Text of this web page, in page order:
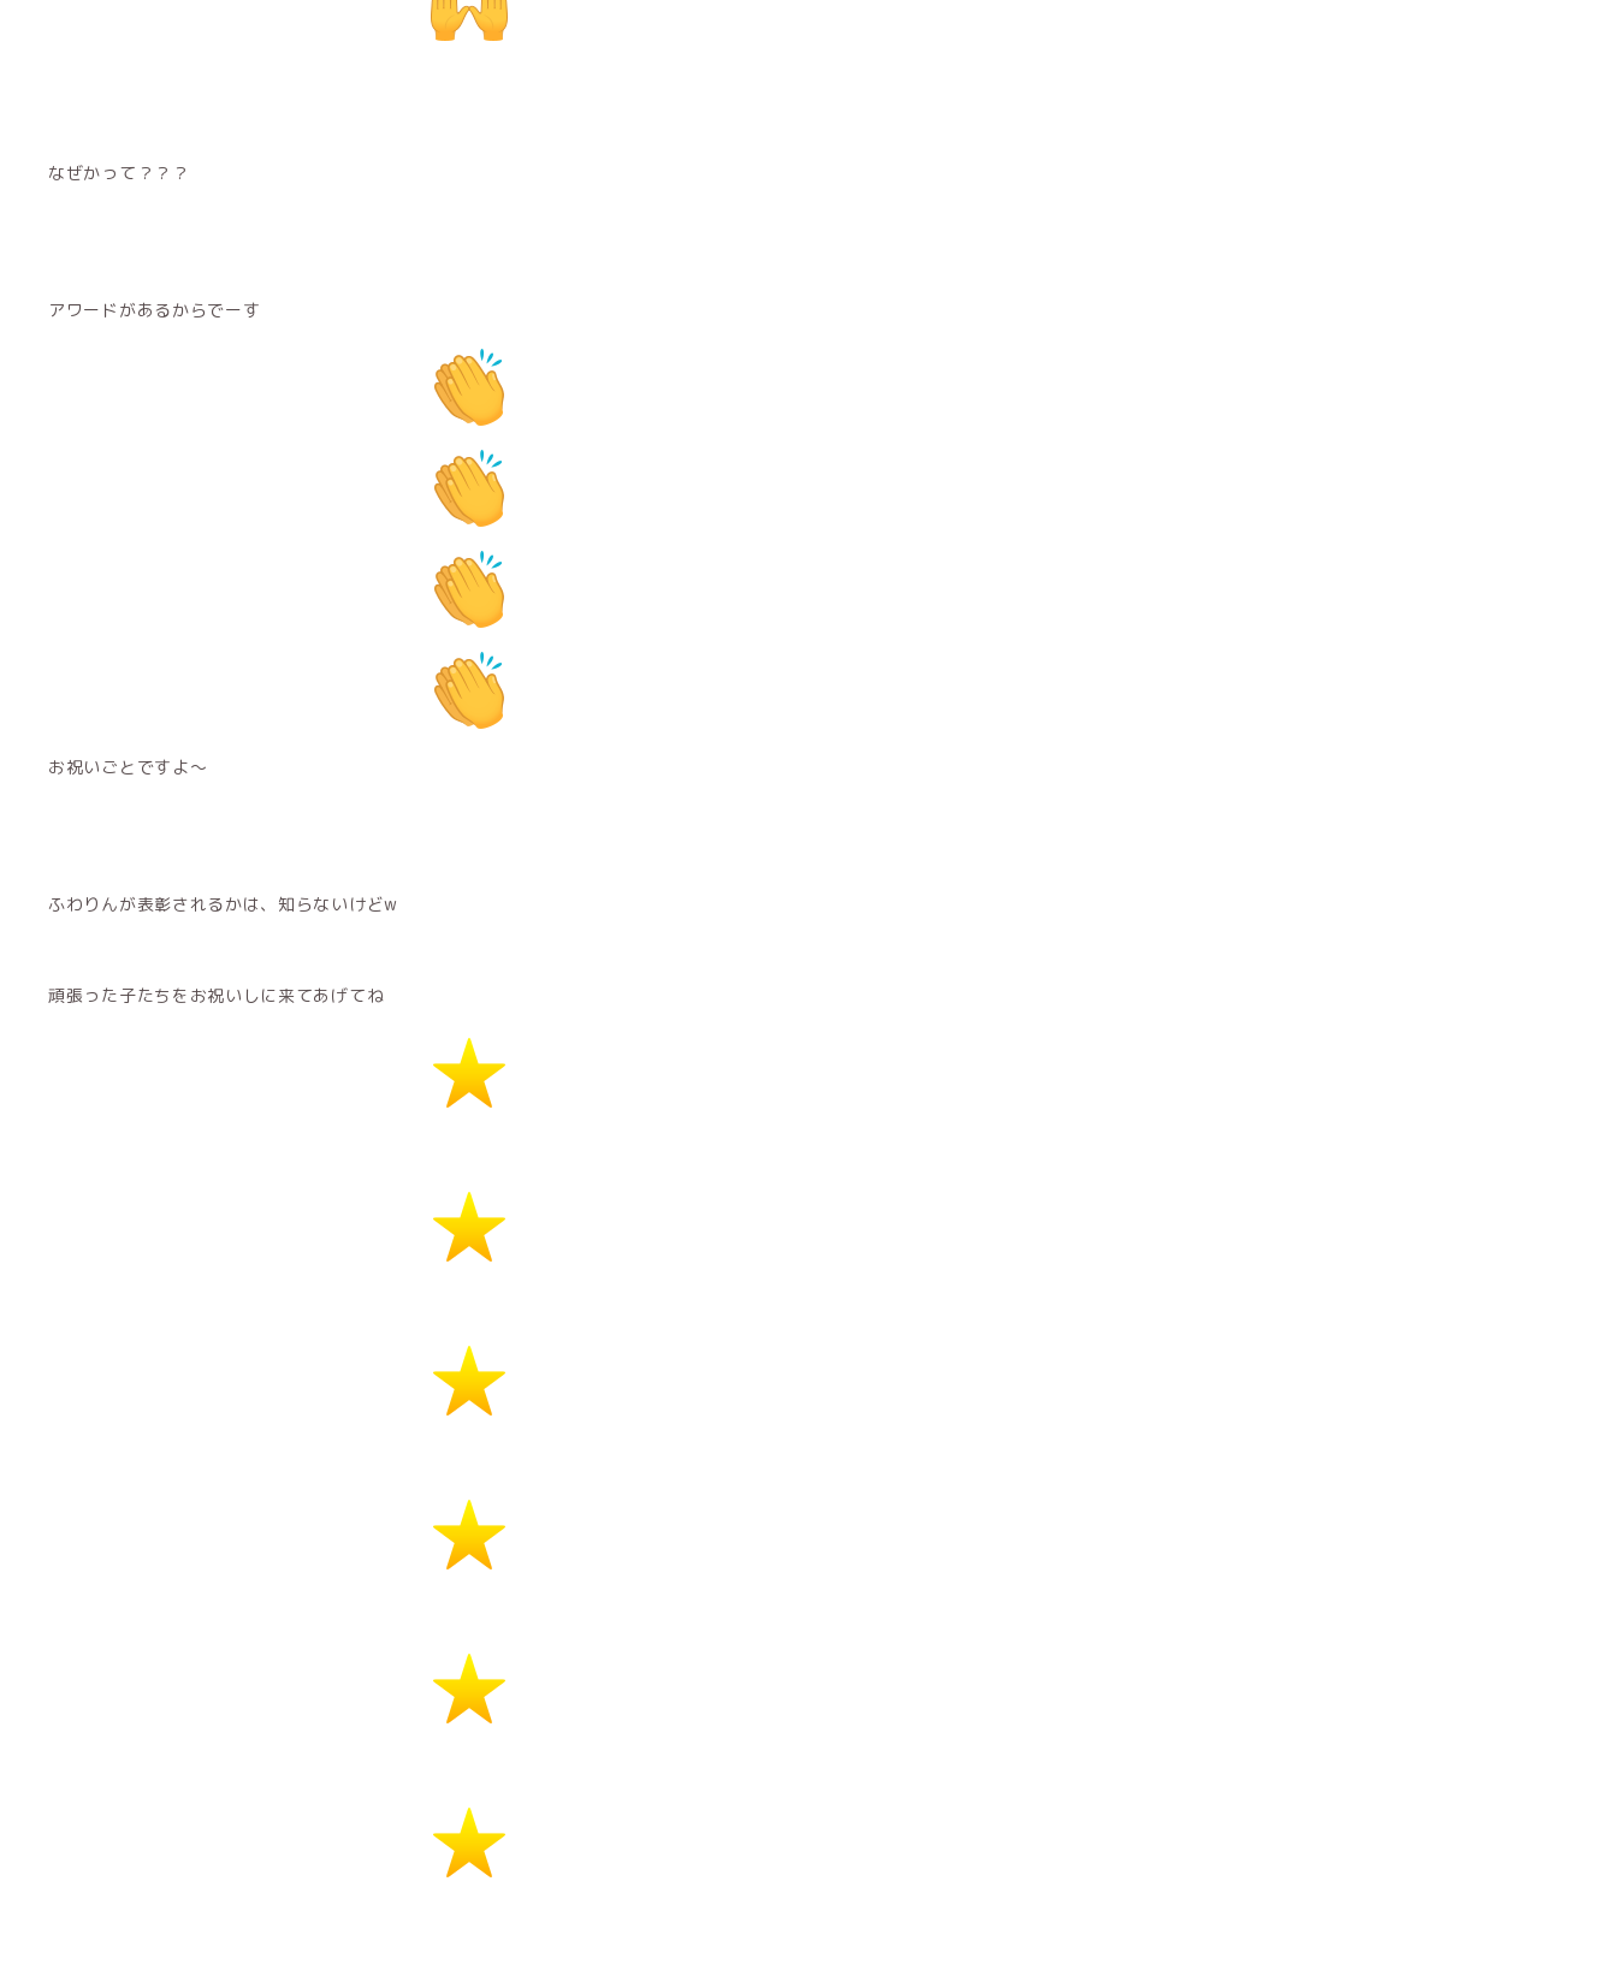
なぜかって？？？
アワードがあるからでーす
お祝いごとですよ〜
ふわりんが表彰されるかは、知らないけどw
頑張った子たちをお祝いしに来てあげてね